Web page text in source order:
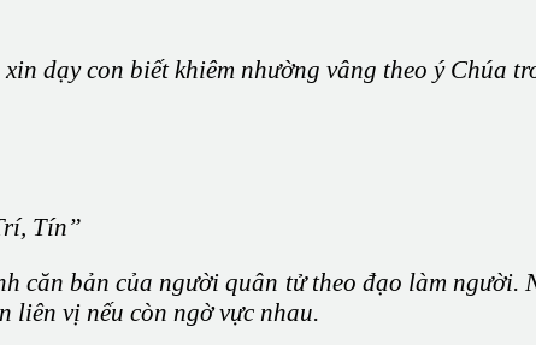
dạy con biết khiêm nhường vâng theo ý Chúa
Tín”
căn bản của người quân tử theo đạo làm
liên vị nếu còn ngờ vực nhau.